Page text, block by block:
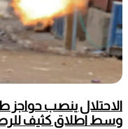
الاحتلال ينصب
وسط اطلاق كثيف